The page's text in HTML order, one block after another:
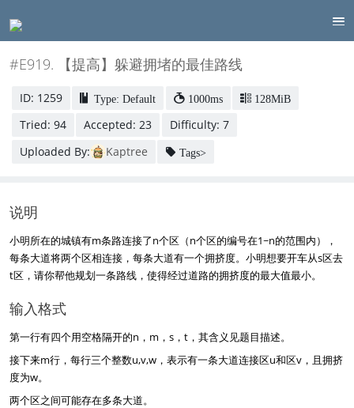
#E919. 【提高】躲避拥堵的最佳路线
ID: 1259 Type: Default 1000ms 128MiB
Tried: 94 Accepted: 23
Difficulty: 7
Uploaded By:
Kaptree Tags>
说明
小明所在的城镇有m条路连接了n个区（n个区的编号在1~n的范围内），
每条大道将两个区相连接，每条大道有一个拥挤度。小明想要开车从s区去
t区，请你帮他规划一条路线，使得经过道路的拥挤度的最大值最小。
输入格式
第一行有四个用空格隔开的n，m，s，t，其含义见题目描述。
接下来m行，每行三个整数u,v,w，表示有一条大道连接区u和区v，且拥挤
度为w。
两个区之间可能存在多条大道。